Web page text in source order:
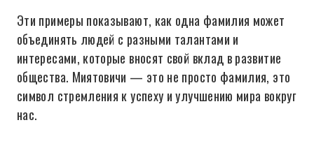
Эти примеры показывают, как одна фамилия может
объединять людей с разными талантами и
интересами, которые вносят свой вклад в развитие
общества. Миятовичи — это не просто фамилия, это
символ стремления к успеху и улучшению мира вокруг
нас.